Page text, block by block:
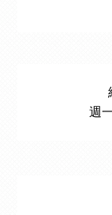
週